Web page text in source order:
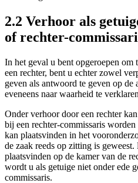
2.2 Verhoor als
of rechter-
In het geval u bent opgeroepen om
een rechter, bent u echter zowel
geven als antwoord te geven op de
eveneens naar waarheid te
Onder verhoor door een rechter
bij een rechter-commissaris
kan plaatsvinden in het
de zaak reeds op zitting is
plaatsvinden op de kamer van de
wordt u als getuige niet onder ede
commissaris.